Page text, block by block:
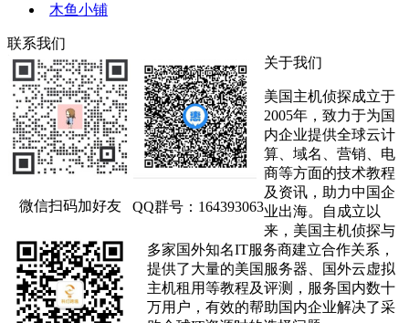
木鱼小铺
联系我们
微信扫码加好友 QQ群号：164393063
关于我们
美国主机侦探成立于
2005年，致力于为国
内企业提供全球云计
算、域名、营销、电
商等方面的技术教程
及资讯，助力中国企
业出海。自成立以
来，美国主机侦探与
多家国外知名IT服务商建立合作关系，
提供了大量的美国服务器、国外云虚拟
主机租用等教程及评测，服务国内数十
万用户，有效的帮助国内企业解决了采